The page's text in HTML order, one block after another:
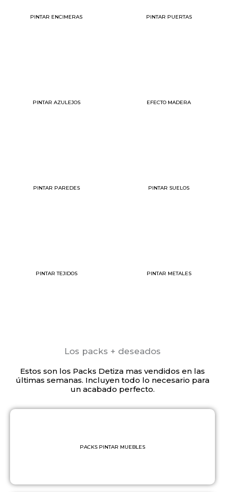
PINTAR ENCIMERAS
PINTAR AZULEJOS
PINTAR PAREDES
PINTAR TEJIDOS
PINTAR PUERTAS
EFECTO MADERA
PINTAR SUELOS
PINTAR METALES
Los packs + deseados
Estos son los Packs Detiza mas vendidos en las
últimas semanas. Incluyen todo lo necesario para
un acabado perfecto.
PACKS PINTAR MUEBLES